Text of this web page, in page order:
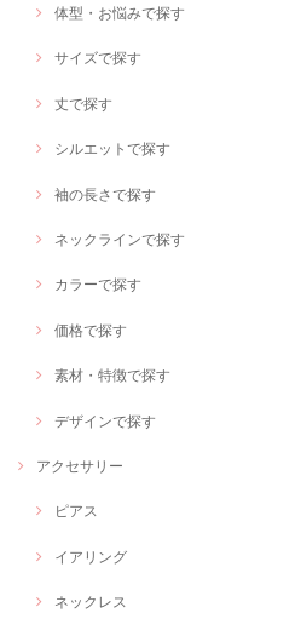
体型・お悩みで探す
サイズで探す
丈で探す
シルエットで探す
袖の長さで探す
ネックラインで探す
カラーで探す
価格で探す
素材・特徴で探す
デザインで探す
アクセサリー
ピアス
イアリング
ネックレス